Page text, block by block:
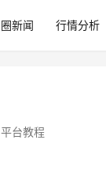
新闻 行情分析
台教程